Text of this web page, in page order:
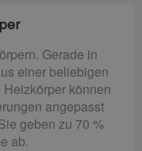
Gerade in
einer beliebigen
können
angepasst
geben zu 70 %
ab.